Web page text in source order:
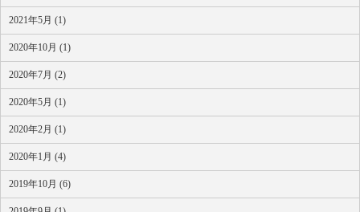
2021年5月 (1)
2020年10月 (1)
2020年7月 (2)
2020年5月 (1)
2020年2月 (1)
2020年1月 (4)
2019年10月 (6)